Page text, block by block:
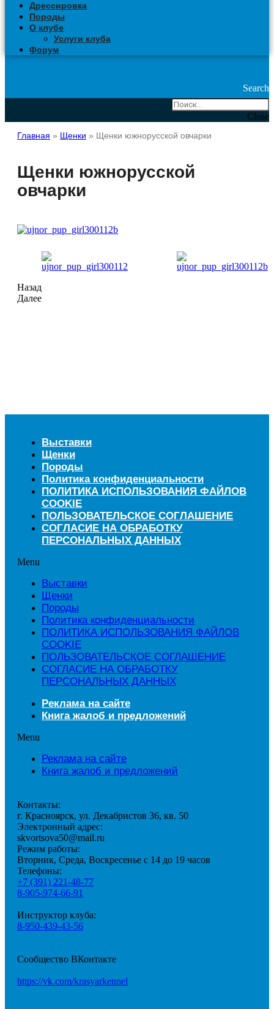
Дрессировка
Породы
О клубе
Услуги клуба
Форум
Search
Close
Главная » Щенки » Щенки южнорусской овчарки
Щенки южнорусской
овчарки
Назад
Далее
Выставки
Щенки
Породы
Политика конфиденциальности
ПОЛИТИКА ИСПОЛЬЗОВАНИЯ ФАЙЛОВ
COOKIE
ПОЛЬЗОВАТЕЛЬСКОЕ СОГЛАШЕНИЕ
СОГЛАСИЕ НА ОБРАБОТКУ
ПЕРСОНАЛЬНЫХ ДАННЫХ
Menu
Выставки
Щенки
Породы
Политика конфиденциальности
ПОЛИТИКА ИСПОЛЬЗОВАНИЯ ФАЙЛОВ
COOKIE
ПОЛЬЗОВАТЕЛЬСКОЕ СОГЛАШЕНИЕ
СОГЛАСИЕ НА ОБРАБОТКУ
ПЕРСОНАЛЬНЫХ ДАННЫХ
Реклама на сайте
Книга жалоб и предложений
Menu
Реклама на сайте
Книга жалоб и предложений
Контакты:
г. Красноярск, ул. Декабристов 36, кв. 50
Электронный адрес:
skvortsova50@mail.ru
Режим работы:
Вторник, Среда, Воскресенье с 14 до 19 часов
Телефоны:
+7 (391) 221-48-77
8-905-974-66-91
Инструктор клуба:
8-950-439-43-56
Сообщество ВКонтакте
https://vk.com/krasyarkennel